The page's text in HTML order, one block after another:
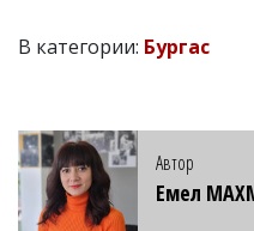
В категории: Бургас
Автор
Емел